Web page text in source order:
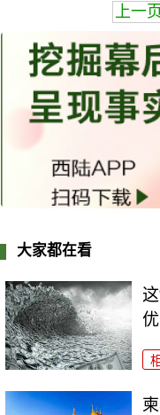
上一页
大家都在看